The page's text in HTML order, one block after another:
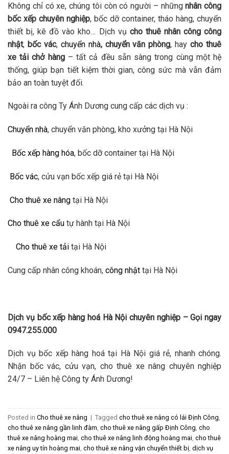
Không chỉ có xe, chúng tôi còn có người – nhữngnhân công
bốc xếp chuyên nghiệp, bốc dỡ container, tháo hàng, chuyển
thiết bị, kê đồ vào kho… Dịch vụ cho thuê nhân công công
nhật, bốc vác, chuyển nhà, chuyển văn phòng, haycho thuê
xe tải chở hàng– tất cả đều sẵn sàng trong cùng một hệ
thống, giúp bạn tiết kiệm thời gian, công sức mà vẫn đảm
bảo an toàn tuyệt đối.
Ngoài ra công Ty Ánh Dương cung cấp các dịch vụ :
Chuyển nhà, chuyển văn phòng, kho xưởng tại Hà Nội
Bốc xếp hàng hóa, bốc dỡ container tại Hà Nội
Bốc vác, cửu vạn bốc xếp giá rẻ tại Hà Nội
Cho thuê xe nâng tại Hà Nội
Cho thuê xe cẩu tự hành tại Hà Nội
Cho thuê xe tải tại Hà Nội
Cung cấp nhân công khoán, công nhật tại Hà Nội
Dịch vụ bốc xếp hàng hoá Hà Nội chuyên nghiệp – Gọi ngay
0947.255.000
Dịch vụ bốc xếp hàng hoá tại Hà Nội giá rẻ, nhanh chóng.
Nhận bốc vác, cửu vạn, cho thuê xe nâng chuyên nghiệp
24/7 – Liên hệ Công ty Ánh Dương!
Posted in Cho thuê xe nâng | Tagged cho thuê xe nâng có lái Định Công
cho thuê xe nâng gần linh đàm cho thuê xe nâng gấp Định Công cho
thuê xe nâng hoàng mai cho thuê xe nâng linh động hoàng mai cho thuê
xe nâng uy tín hoàng mai cho thuê xe nâng vận chuyển thiết bị dịch vụ